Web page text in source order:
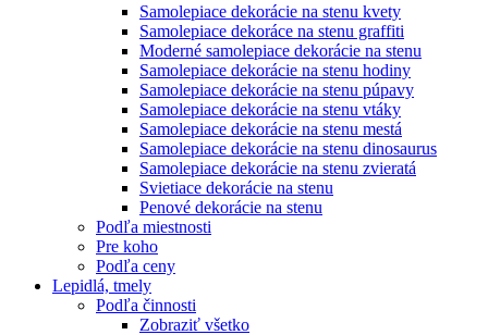
Samolepiace dekorácie na stenu kvety
Samolepiace dekoráce na stenu graffiti
Moderné samolepiace dekorácie na stenu
Samolepiace dekorácie na stenu hodiny
Samolepiace dekorácie na stenu púpavy
Samolepiace dekorácie na stenu vtáky
Samolepiace dekorácie na stenu mestá
Samolepiace dekorácie na stenu dinosaurus
Samolepiace dekorácie na stenu zvieratá
Svietiace dekorácie na stenu
Penové dekorácie na stenu
Podľa miestnosti
Pre koho
Podľa ceny
Lepidlá, tmely
Podľa činnosti
Zobraziť všetko